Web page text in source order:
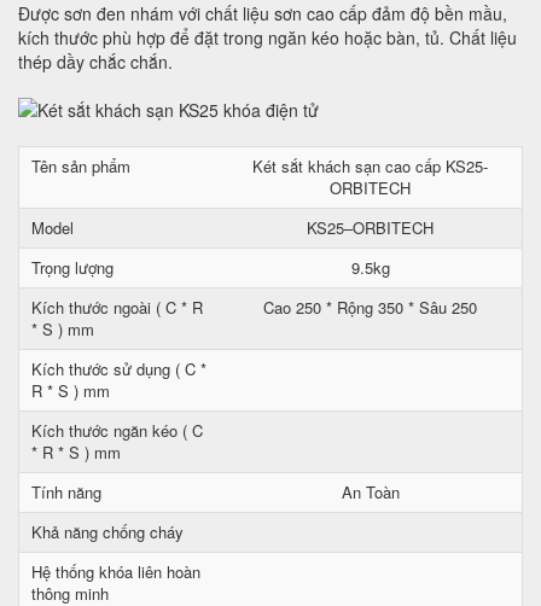
Được sơn đen nhám với chất liệu sơn cao cấp đảm độ bền mầu,
kích thước phù hợp để đặt trong ngăn kéo hoặc bàn, tủ. Chất liệu
thép dầy chắc chắn.
Tên sản phẩm
Két sắt khách sạn cao cấp KS25-
ORBITECH
Model
KS25–ORBITECH
Trọng lượng
9.5kg
Kích thước ngoài ( C * R
* S ) mm
Cao 250 * Rộng 350 * Sâu 250
Kích thước sử dụng ( C *
R * S ) mm
Kích thước ngăn kéo ( C
* R * S ) mm
Tính năng
An Toàn
Khả năng chống cháy
Hệ thống khóa liên hoàn
thông minh